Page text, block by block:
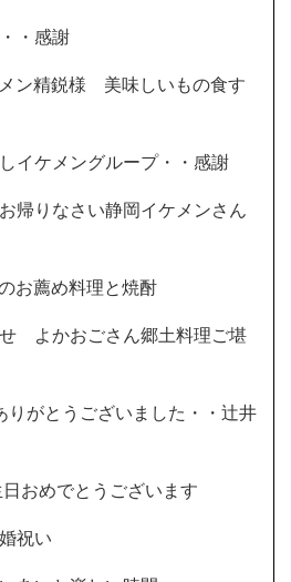
・感謝
ン精鋭様 美味しいもの食す
イケメングループ・・感謝
帰りなさい静岡イケメンさん
お薦め料理と焼酎
よかおごさん郷土料理ご堪
りがとうございました・・辻井
おめでとうございます
祝い